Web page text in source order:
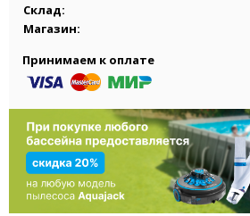
Склад:
Магазин:
Принимаем к оплате